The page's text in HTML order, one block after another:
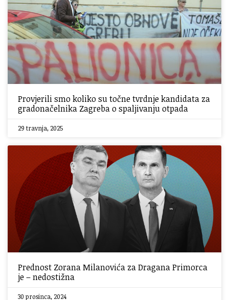
Provjerili smo koliko su točne tvrdnje kandidata za
gradonačelnika Zagreba o spaljivanju otpada
29 travnja, 2025
Prednost Zorana Milanovića za Dragana Primorca
je – nedostižna
30 prosinca, 2024